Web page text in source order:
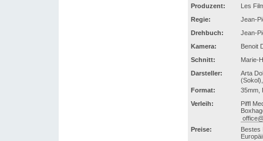
Produzent:
Les
Regie:
Jean-
Drehbuch:
Jean-
Kamera:
Benoit
Schnitt:
Marie-
Darsteller:
Arta
Format:
35mm,
Verleih:
Piffl
Preise:
Bestes